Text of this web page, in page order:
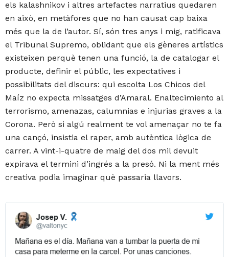
els kalashnikov i altres artefactes narratius quedaren
en això, en metàfores que no han causat cap baixa
més que la de l’autor. Sí, són tres anys i mig, ratificava
el Tribunal Supremo, oblidant que els gèneres artístics
existeixen perquè tenen una funció, la de catalogar el
producte, definir el públic, les expectatives i
possibilitats del discurs: qui escolta Los Chicos del
Maíz no expecta missatges d’Amaral. Enaltecimiento al
terrorismo, amenazas, calumnias e injurias graves a la
Corona. Però si algú realment te vol amenaçar no te fa
una cançó, insistia el raper, amb autèntica lògica de
carrer. A vint-i-quatre de maig del dos mil devuit
expirava el termini d’ingrés a la presó. Ni la ment més
creativa podia imaginar què passaria llavors.